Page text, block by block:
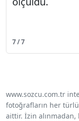
7 / 7
www.sozcu.com.tr
fotoğrafların her türlü
aittir. İzin